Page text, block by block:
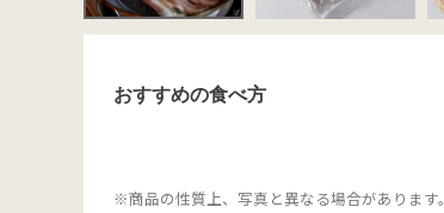
おすすめの食べ方
※商品の性質上、写真と異なる場合があります。